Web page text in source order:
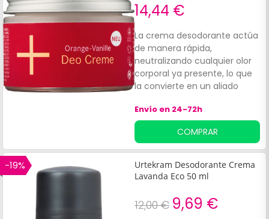
14,44 €
La crema desodorante actúa
de manera rápida,
neutralizando cualquier olor
corporal ya presente, lo que
la convierte en un aliado
contigo. Los ingredientes de
esta crema incluyen aceites
naturales como:Almendra
dulce.
Envío en 24-72h
COMPRAR
-19%
Urtekram Desodorante Crema
Lavanda Eco 50 ml
12,00 € 9,69 €